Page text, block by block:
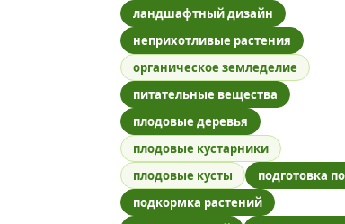
ландшафтный дизайн
неприхотливые растения
органическое земледелие
питательные вещества
плодовые деревья
плодовые кустарники
плодовые кусты
подготовка
подкормка растений